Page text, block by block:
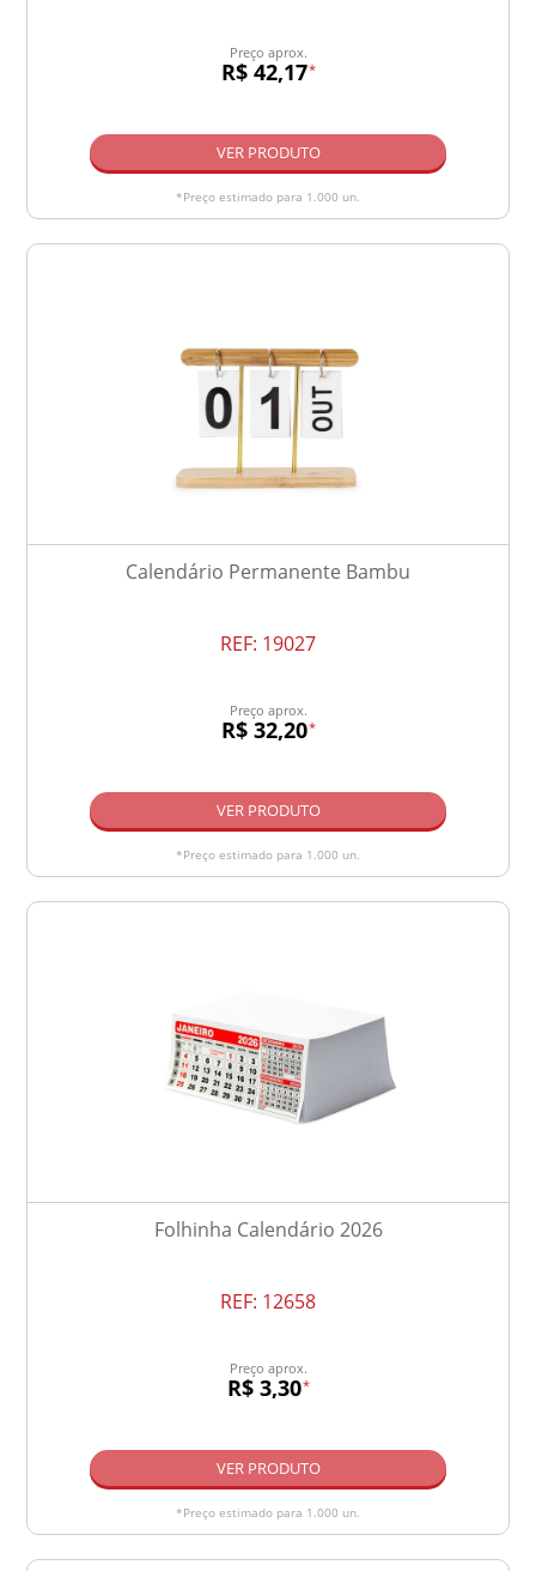
Preço aprox.
R$ 42,17*
VER PRODUTO
*Preço estimado para 1.000 un.
Calendário Permanente Bambu
REF: 19027
Preço aprox.
R$ 32,20*
VER PRODUTO
*Preço estimado para 1.000 un.
Folhinha Calendário 2026
REF: 12658
Preço aprox.
R$ 3,30*
VER PRODUTO
*Preço estimado para 1.000 un.